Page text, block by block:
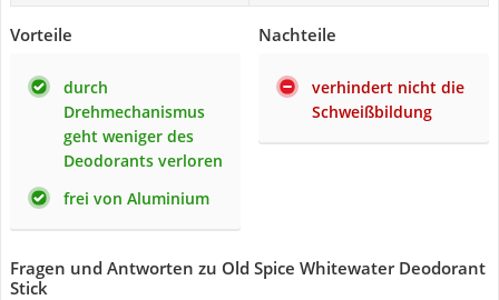
Vorteile
durch
Drehmechanismus
geht weniger des
Deodorants verloren
frei von Aluminium
Nachteile
verhindert nicht die
Schweißbildung
Fragen und Antworten zu Old Spice Whitewater Deodorant
Stick